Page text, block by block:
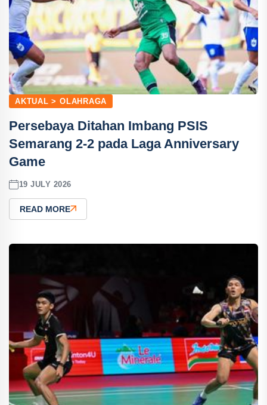
AKTUAL > OLAHRAGA
Persebaya Ditahan Imbang PSIS
Semarang 2-2 pada Laga Anniversary
Game
19 JULY 2026
READ MORE